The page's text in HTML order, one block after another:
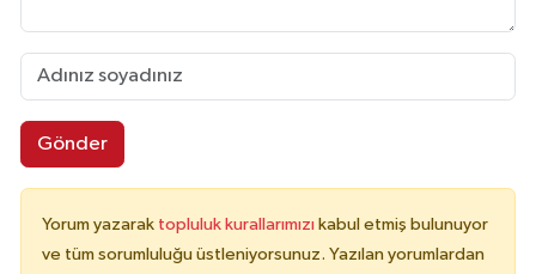
Gönder
Yorum yazarak topluluk kurallarımızı kabul etmiş bulunuyor
ve tüm sorumluluğu üstleniyorsunuz. Yazılan yorumlardan